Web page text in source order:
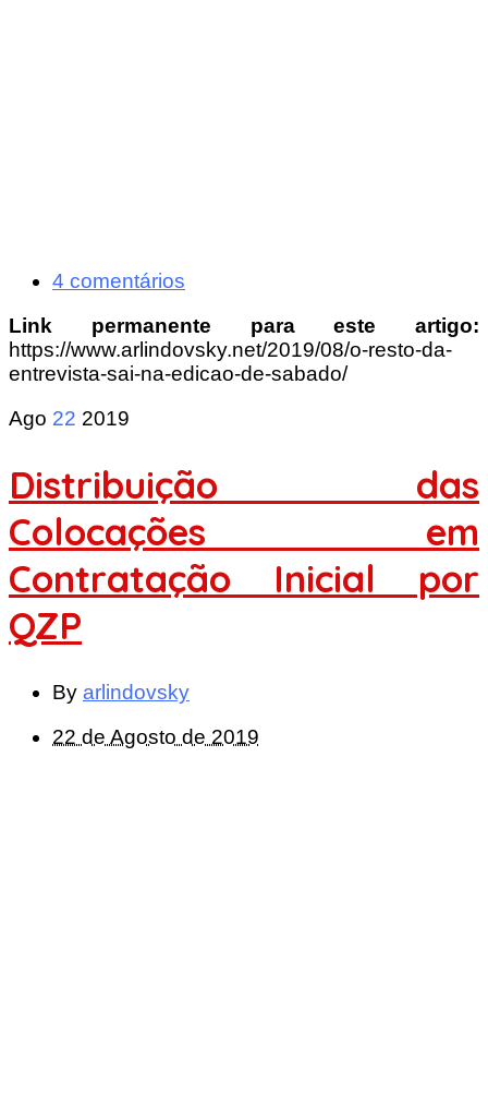
4 comentários
Link permanente para este artigo:
https://www.arlindovsky.net/2019/08/o-resto-da-
entrevista-sai-na-edicao-de-sabado/
Ago 22 2019
Distribuição das
Colocações em
Contratação Inicial por
QZP
By arlindovsky
22 de Agosto de 2019